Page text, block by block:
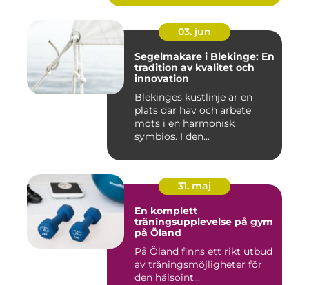
03. jun
Segelmakare i Blekinge: En
tradition av kvalitet och
innovation
Blekinges kustlinje är en
plats där hav och arbete
möts i en harmonisk
symbios. I den...
31. maj
En komplett
träningsupplevelse på gym
på Öland
På Öland finns ett rikt utbud
av träningsmöjligheter för
den hälsoint...